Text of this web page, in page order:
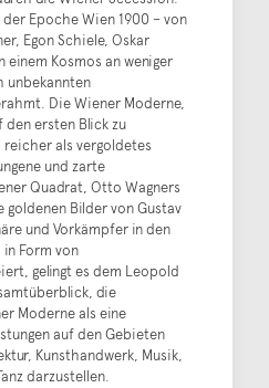
Epoche Wien 1900 – von
Egon Schiele, Oskar
einem Kosmos an weniger
unbekannten
Die Wiener Moderne,
den ersten Blick zu
als vergoldetes
und zarte
Quadrat, Otto Wagners
Bilder von Gustav
und Vorkämpfer in den
Form von
gelingt es dem Leopold
die
Moderne als eine
auf den Gebieten
Kunsthandwerk, Musik,
darzustellen.